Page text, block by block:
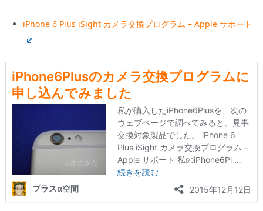
iPhone 6 Plus iSight カメラ交換プログラム – Apple サポート